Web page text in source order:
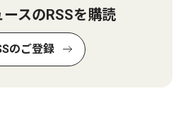
スのRSSを購読
のご登録